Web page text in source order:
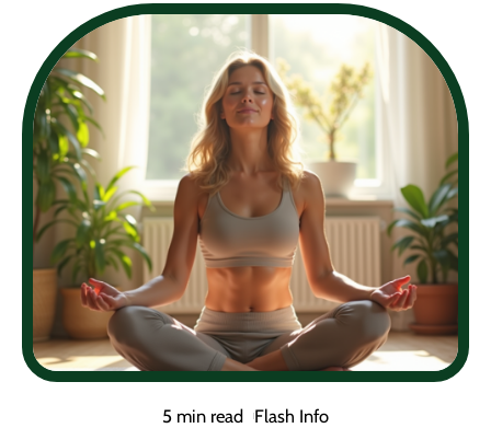
5 min read Flash Info